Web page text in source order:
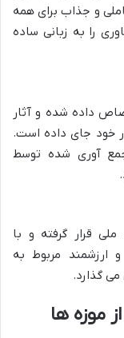
و جذاب برای همه
را به زبانی ساده
داده شده و آثار
خود جای داده است.
آوری شده توسط
قرار گرفته و با
ارزشمند مربوط به
می گذارد.